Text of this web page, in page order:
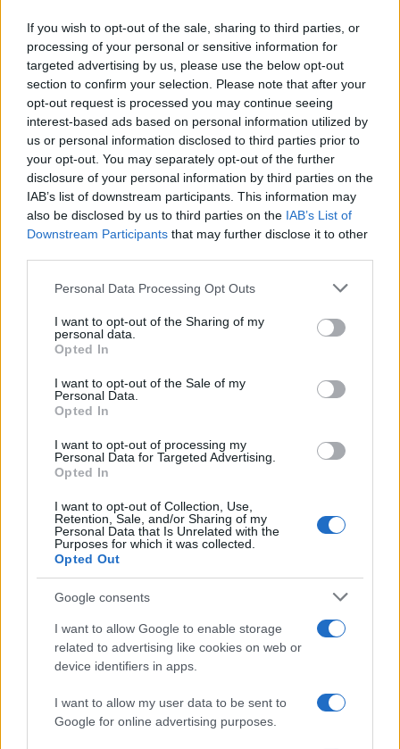
If you wish to opt-out of the sale, sharing to third parties, or
processing of your personal or sensitive information for
targeted advertising by us, please use the below opt-out
section to confirm your selection. Please note that after your
opt-out request is processed you may continue seeing
interest-based ads based on personal information utilized by
us or personal information disclosed to third parties prior to
your opt-out. You may separately opt-out of the further
disclosure of your personal information by third parties on the
IAB’s list of downstream participants. This information may
also be disclosed by us to third parties on the IAB’s List of
Downstream Participants that may further disclose it to other
Please note that this website/app uses one or more Google
not limited to your visit or usage behaviour. You may click to
grant or deny consent to Google and its third-party tags to
use your data for below specified purposes in below Google
consent section.
Personal Data Processing Opt Outs
I want to opt-out of the Sharing of my
personal data.
Opted In
I want to opt-out of the Sale of my
Personal Data.
Opted In
I want to opt-out of processing my
Personal Data for Targeted Advertising.
Opted In
I want to opt-out of Collection, Use,
Retention, Sale, and/or Sharing of my
Personal Data that Is Unrelated with the
Purposes for which it was collected.
Opted Out
Google consents
I want to allow Google to enable storage
related to advertising like cookies on web or
device identifiers in apps.
I want to allow my user data to be sent to
Google for online advertising purposes.
sistemica in cui ildebankingdiventa uno
strumento con effetti concreti sullo svolgimento del
processo e lecriptovaluteappaiono come una
risposta pratica e tecnologica a restrizioni che
possono derivare dall’intervento delle autorità. Le
prossime evoluzioni del caso determineranno se
queste argomentazioni incideranno anche sul piano
giuridico e regolamentare.
AUTORE
Francesca Spadaro ha ricostruito una catena
di investimenti veronese partendo dai bilanci
analista finanziaria che coordina dossier su
PMI e mercati. Laureata in economia,
newsletter economiche territoriali.